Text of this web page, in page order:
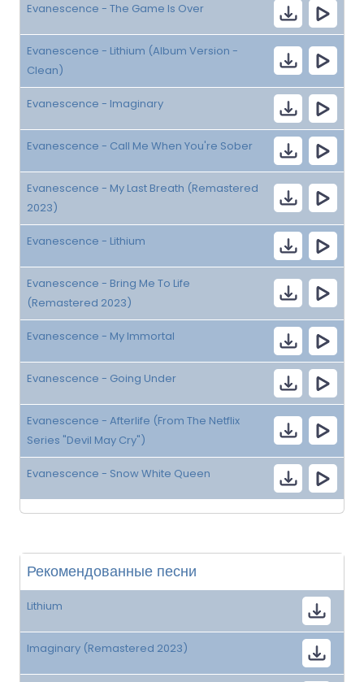
Evanescence - The Game Is Over
Evanescence - Lithium (Album Version -
Clean)
Evanescence - Imaginary
Evanescence - Call Me When You're Sober
Evanescence - My Last Breath (Remastered
2023)
Evanescence - Lithium
Evanescence - Bring Me To Life
(Remastered 2023)
Evanescence - My Immortal
Evanescence - Going Under
Evanescence - Afterlife (From The Netflix
Series "Devil May Cry")
Evanescence - Snow White Queen
Рекомендованные песни
Lithium
Imaginary (Remastered 2023)